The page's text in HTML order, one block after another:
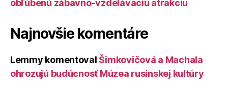
obľúbenú zábavno-vzdelávaciu atrakciu
Najnovšie komentáre
Lemmy komentoval Šimkovičová a Machala
ohrozujú budúcnosť Múzea rusínskej kultúry